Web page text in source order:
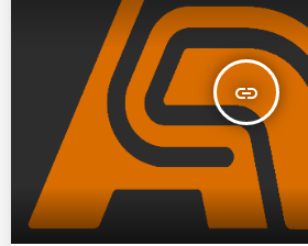
insert_link